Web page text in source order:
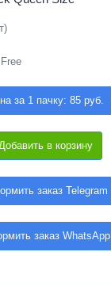
за 1 пачку: 85 руб.
в корзину
заказ Telegram
заказ WhatsApp